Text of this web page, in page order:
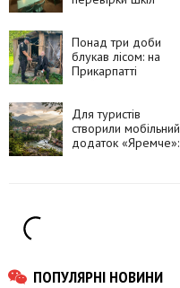
Понад три доби
блукав лісом: на
Прикарпатті
дорогою по воду
Для туристів
створили мобільний
додаток «Яремче»:
ПОПУЛЯРНІ НОВИНИ